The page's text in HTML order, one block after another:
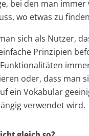
bei den man immer
wo etwas zu
sich als Nutzer,
Prinzipien
oder, dass man
ein Vokabular
verwendet wird.